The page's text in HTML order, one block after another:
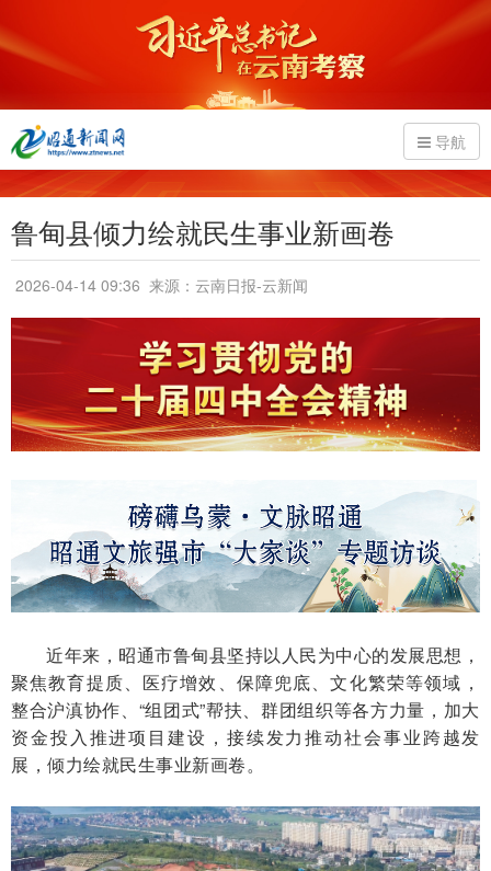
导航
鲁甸县倾力绘就民生事业新画卷
2026-04-14 09:36 来源：云南日报-云新闻
近年来，昭通市鲁甸县坚持以人民为中心的发展思想，
聚焦教育提质、医疗增效、保障兜底、文化繁荣等领域，
整合沪滇协作、“组团式”帮扶、群团组织等各方力量，加大
资金投入推进项目建设，接续发力推动社会事业跨越发
展，倾力绘就民生事业新画卷。